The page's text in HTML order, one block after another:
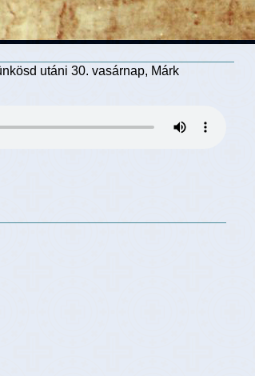
utáni 30. vasárnap, Márk